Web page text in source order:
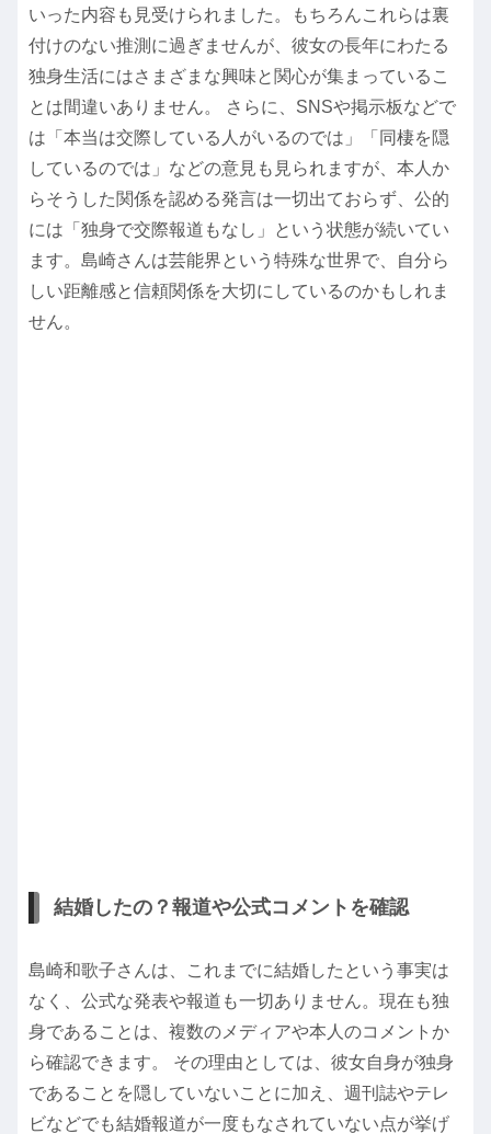
いった内容も見受けられました。もちろんこれらは裏
付けのない推測に過ぎませんが、彼女の長年にわたる
独身生活にはさまざまな興味と関心が集まっているこ
とは間違いありません。 さらに、SNSや掲示板などで
は「本当は交際している人がいるのでは」「同棲を隠
しているのでは」などの意見も見られますが、本人か
らそうした関係を認める発言は一切出ておらず、公的
には「独身で交際報道もなし」という状態が続いてい
ます。島崎さんは芸能界という特殊な世界で、自分ら
しい距離感と信頼関係を大切にしているのかもしれま
せん。
結婚したの？報道や公式コメントを確認
島崎和歌子さんは、これまでに結婚したという事実は
なく、公式な発表や報道も一切ありません。現在も独
身であることは、複数のメディアや本人のコメントか
ら確認できます。 その理由としては、彼女自身が独身
であることを隠していないことに加え、週刊誌やテレ
ビなどでも結婚報道が一度もなされていない点が挙げ